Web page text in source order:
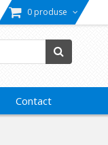
0 produse
Contact